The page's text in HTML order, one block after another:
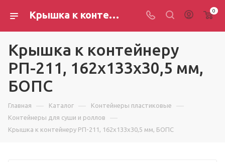
Крышка к контейнеру РП-211, 162х133х30,5 мм, БОПС 0
Крышка к контейнеру
РП-211, 162х133х30,5 мм,
БОПС
Главная — Каталог — Контейнеры пластиковые —
Контейнеры для суши и роллов —
Крышка к контейнеру РП-211, 162х133х30,5 мм, БОПС